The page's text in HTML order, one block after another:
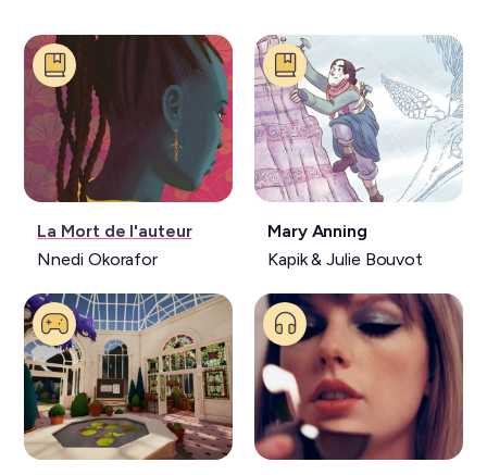
Livre:
La Mort de l'auteur
Nnedi Okorafor
Livre:
Mary Anning
Kapik & Julie Bouvot